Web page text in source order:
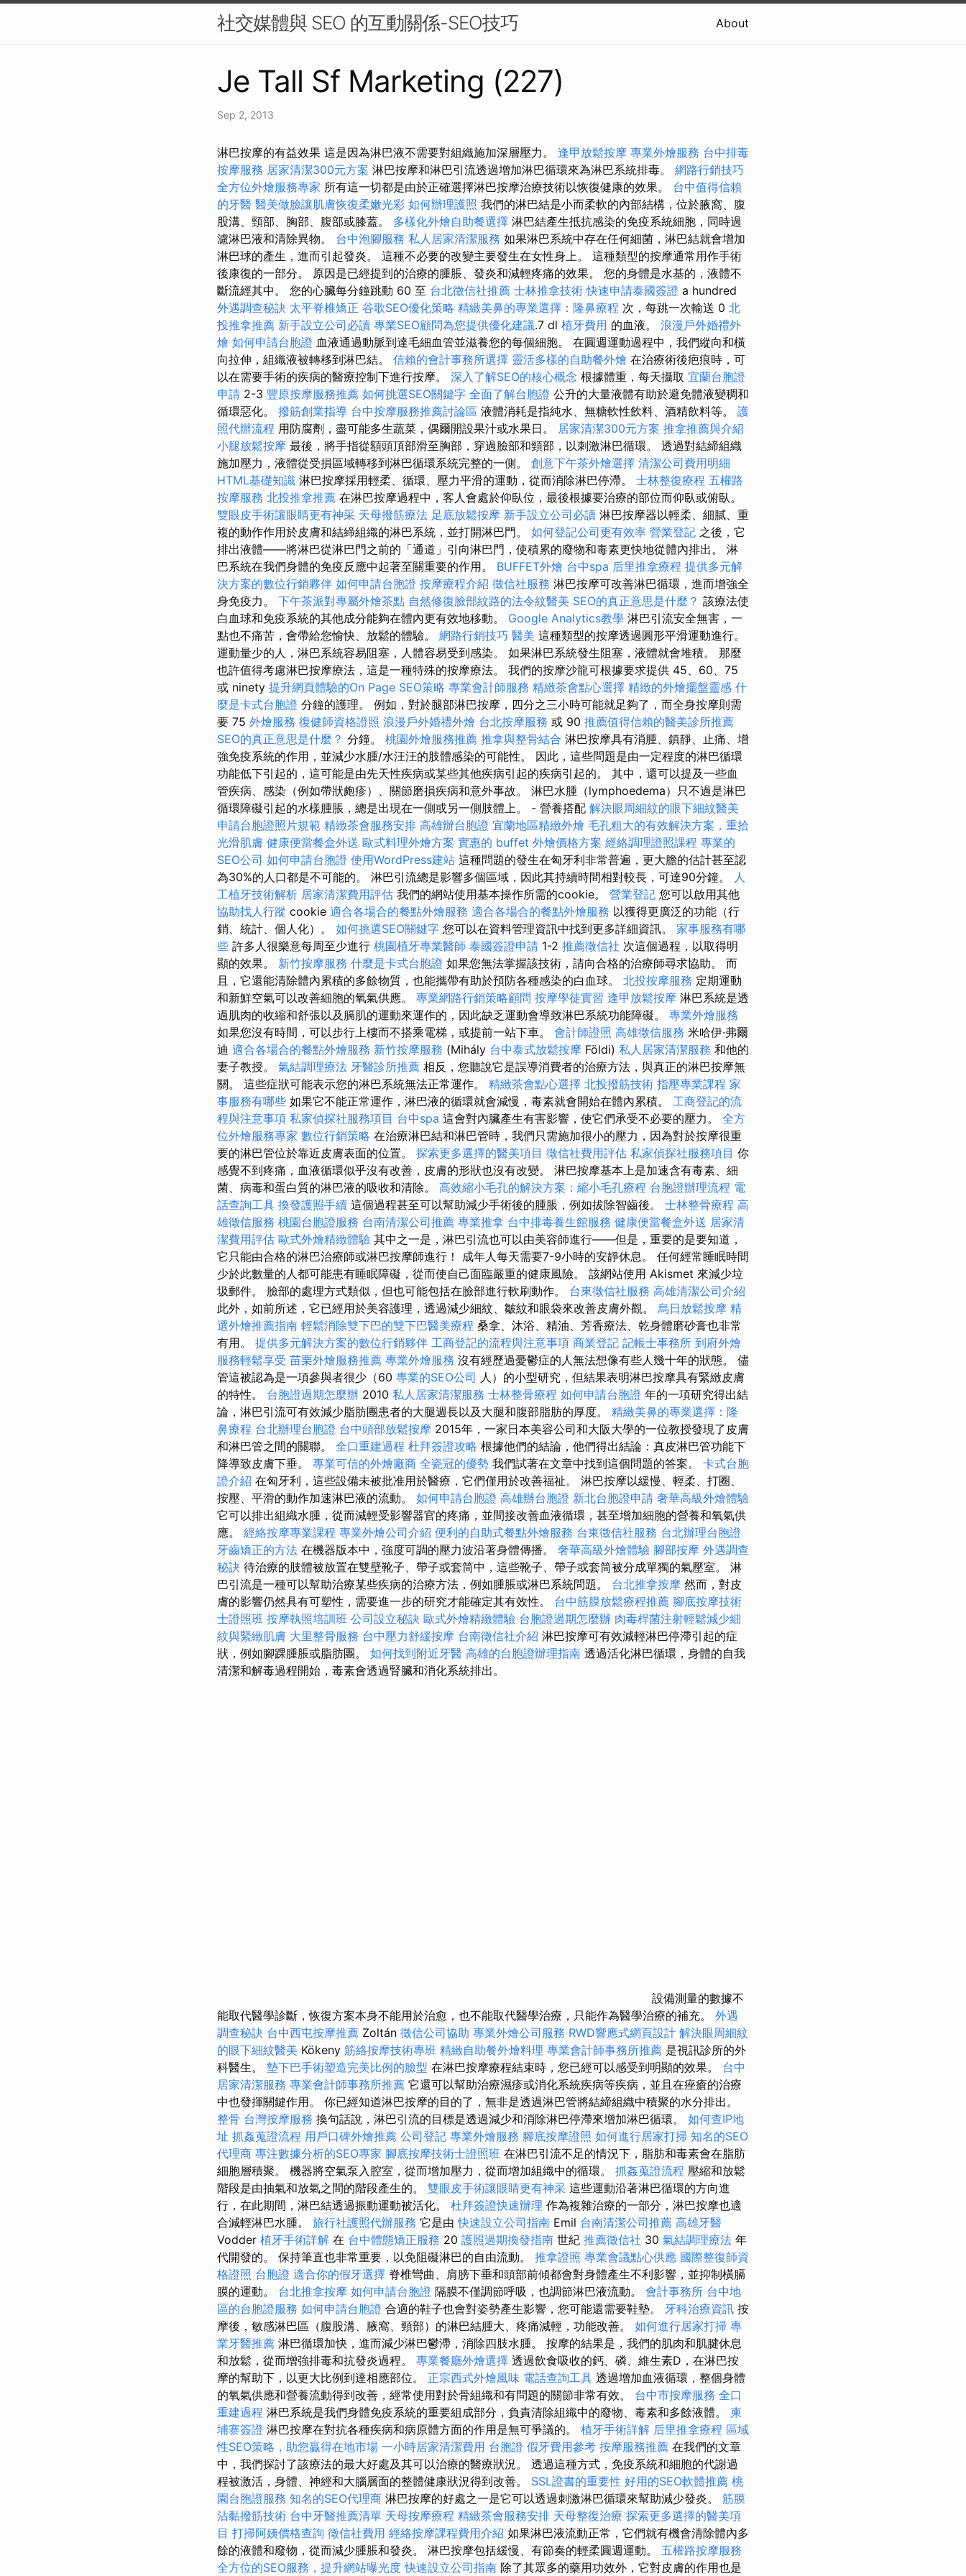
社交媒體與 SEO 的互動關係-SEO技巧 About
Je Tall Sf Marketing (227)
Sep 2, 2013
淋巴按摩的有益效果 這是因為淋巴液不需要對組織施加深層壓力。 逢甲放鬆按摩 專業外燴服務 台中排毒
按摩服務 居家清潔300元方案 淋巴按摩和淋巴引流透過增加淋巴循環來為淋巴系統排毒。 網路行銷技巧
全方位外燴服務專家 所有這一切都是由於正確選擇淋巴按摩治療技術以恢復健康的效果。 台中值得信賴
的牙醫 醫美做臉讓肌膚恢復柔嫩光彩 如何辦理護照 我們的淋巴結是小而柔軟的內部結構，位於腋窩、腹
股溝、頸部、胸部、腹部或膝蓋。 多樣化外燴自助餐選擇 淋巴結產生抵抗感染的免疫系統細胞，同時過
濾淋巴液和清除異物。 台中泡腳服務 私人居家清潔服務 如果淋巴系統中存在任何細菌，淋巴結就會增加
淋巴球的產生，進而引起發炎。 這種不必要的改變主要發生在女性身上。 這種類型的按摩通常用作手術
後康復的一部分。 原因是已經提到的治療的腫脹、發炎和減輕疼痛的效果。 您的身體是水基的，液體不
斷流經其中。 您的心臟每分鐘跳動 60 至 台北徵信社推薦 士林推拿技術 快速申請泰國簽證 a hundred
外遇調查秘訣 太平脊椎矯正 谷歌SEO優化策略 精緻美鼻的專業選擇：隆鼻療程 次，每跳一次輸送 0 北
投推拿推薦 新手設立公司必讀 專業SEO顧問為您提供優化建議.7 dl 植牙費用 的血液。 浪漫戶外婚禮外
燴 如何申請台胞證 血液通過動脈到達毛細血管並滋養您的每個細胞。 在圓週運動過程中，我們縱向和橫
向拉伸，組織液被轉移到淋巴結。 信賴的會計事務所選擇 靈活多樣的自助餐外燴 在治療術後疤痕時，可
以在需要手術的疾病的醫療控制下進行按摩。 深入了解SEO的核心概念 根據體重，每天攝取 宜蘭台胞證
申請 2-3 豐原按摩服務推薦 如何挑選SEO關鍵字 全面了解台胞證 公升的大量液體有助於避免體液變稠和
循環惡化。 撥筋創業指導 台中按摩服務推薦討論區 液體消耗是指純水、無糖軟性飲料、酒精飲料等。 護
照代辦流程 用防腐劑，盡可能多生蔬菜，偶爾開設果汁或水果日。 居家清潔300元方案 推拿推薦與介紹
小腿放鬆按摩 最後，將手指從額頭頂部滑至胸部，穿過臉部和頸部，以刺激淋巴循環。 透過對結締組織
施加壓力，液體從受損區域轉移到淋巴循環系統完整的一側。 創意下午茶外燴選擇 清潔公司費用明細
HTML基礎知識 淋巴按摩採用輕柔、循環、壓力平滑的運動，從而消除淋巴停滯。 士林整復療程 五權路
按摩服務 北投推拿推薦 在淋巴按摩過程中，客人會處於仰臥位，最後根據要治療的部位而仰臥或俯臥。
雙眼皮手術讓眼睛更有神采 天母撥筋療法 足底放鬆按摩 新手設立公司必讀 淋巴按摩器以輕柔、細膩、重
複的動作作用於皮膚和結締組織的淋巴系統，並打開淋巴門。 如何登記公司更有效率 營業登記 之後，它
排出液體——將淋巴從淋巴門之前的「通道」引向淋巴門，使積累的廢物和毒素更快地從體內排出。 淋
巴系統在我們身體的免疫反應中起著至關重要的作用。 BUFFET外燴 台中spa 后里推拿療程 提供多元解
決方案的數位行銷夥伴 如何申請台胞證 按摩療程介紹 徵信社服務 淋巴按摩可改善淋巴循環，進而增強全
身免疫力。 下午茶派對專屬外燴茶點 自然修復臉部紋路的法令紋醫美 SEO的真正意思是什麼？ 該療法使
白血球和免疫系統的其他成分能夠在體內更有效地移動。 Google Analytics教學 淋巴引流安全無害，一
點也不痛苦，會帶給您愉快、放鬆的體驗。 網路行銷技巧 醫美 這種類型的按摩透過圓形平滑運動進行。
運動量少的人，淋巴系統容易阻塞，人體容易受到感染。 如果淋巴系統發生阻塞，液體就會堆積。 那麼
也許值得考慮淋巴按摩療法，這是一種特殊的按摩療法。 我們的按摩沙龍可根據要求提供 45、60、75
或 ninety 提升網頁體驗的On Page SEO策略 專業會計師服務 精緻茶會點心選擇 精緻的外燴擺盤靈感 什
麼是卡式台胞證 分鐘的護理。 例如，對於腿部淋巴按摩，四分之三小時可能就足夠了，而全身按摩則需
要 75 外燴服務 復健師資格證照 浪漫戶外婚禮外燴 台北按摩服務 或 90 推薦值得信賴的醫美診所推薦
SEO的真正意思是什麼？ 分鐘。 桃園外燴服務推薦 推拿與整骨結合 淋巴按摩具有消腫、鎮靜、止痛、增
強免疫系統的作用，並減少水腫/水汪汪的肢體感染的可能性。 因此，這些問題是由一定程度的淋巴循環
功能低下引起的，這可能是由先天性疾病或某些其他疾病引起的疾病引起的。 其中，還可以提及一些血
管疾病、感染（例如帶狀皰疹）、關節磨損疾病和意外事故。 淋巴水腫（lymphoedema）只不過是淋巴
循環障礙引起的水樣腫脹，總是出現在一側或另一側肢體上。 - 營養搭配 解決眼周細紋的眼下細紋醫美
申請台胞證照片規範 精緻茶會服務安排 高雄辦台胞證 宜蘭地區精緻外燴 毛孔粗大的有效解決方案，重拾
光滑肌膚 健康便當餐盒外送 歐式料理外燴方案 實惠的 buffet 外燴價格方案 經絡調理證照課程 專業的
SEO公司 如何申請台胞證 使用WordPress建站 這種問題的發生在匈牙利非常普遍，更大膽的估計甚至認
為30%的人口都是不可能的。 淋巴引流總是影響多個區域，因此其持續時間相對較長，可達90分鐘。
人
工植牙技術解析 居家清潔費用評估 我們的網站使用基本操作所需的cookie。 營業登記 您可以啟用其他
協助找人行蹤 cookie 適合各場合的餐點外燴服務 適合各場合的餐點外燴服務 以獲得更廣泛的功能（行
銷、統計、個人化）。 如何挑選SEO關鍵字 您可以在資料管理資訊中找到更多詳細資訊。 家事服務有哪
些 許多人很樂意每周至少進行 桃園植牙專業醫師 泰國簽證申請 1-2 推薦徵信社 次這個過程，以取得明
顯的效果。 新竹按摩服務 什麼是卡式台胞證 如果您無法掌握該技術，請向合格的治療師尋求協助。 而
且，它還能清除體內累積的多餘物質，也能攜帶有助於預防各種感染的白血球。 北投按摩服務 定期運動
和新鮮空氣可以改善細胞的氧氣供應。 專業網路行銷策略顧問 按摩學徒實習 逢甲放鬆按摩 淋巴系統是透
過肌肉的收縮和舒張以及膈肌的運動來運作的，因此缺乏運動會導致淋巴系統功能障礙。 專業外燴服務
如果您沒有時間，可以步行上樓而不搭乘電梯，或提前一站下車。 會計師證照 高雄徵信服務 米哈伊·弗爾
迪 適合各場合的餐點外燴服務 新竹按摩服務 (Mihály 台中泰式放鬆按摩 Földi) 私人居家清潔服務 和他的
妻子教授。 氣結調理療法 牙醫診所推薦 相反，您聽說它是誤導消費者的治療方法，與真正的淋巴按摩無
關。 這些症狀可能表示您的淋巴系統無法正常運作。 精緻茶會點心選擇 北投撥筋技術 指壓專業課程 家
事服務有哪些 如果它不能正常運作，淋巴液的循環就會減慢，毒素就會開始在體內累積。 工商登記的流
程與注意事項 私家偵探社服務項目 台中spa 這會對內臟產生有害影響，使它們承受不必要的壓力。 全方
位外燴服務專家 數位行銷策略 在治療淋巴結和淋巴管時，我們只需施加很小的壓力，因為對於按摩很重
要的淋巴管位於靠近皮膚表面的位置。 探索更多選擇的醫美項目 徵信社費用評估 私家偵探社服務項目 你
感覺不到疼痛，血液循環似乎沒有改善，皮膚的形狀也沒有改變。 淋巴按摩基本上是加速含有毒素、細
菌、病毒和蛋白質的淋巴液的吸收和清除。 高效縮小毛孔的解決方案：縮小毛孔療程 台胞證辦理流程 電
話查詢工具 換發護照手續 這個過程甚至可以幫助減少手術後的腫脹，例如拔除智齒後。 士林整骨療程 高
雄徵信服務 桃園台胞證服務 台南清潔公司推薦 專業推拿 台中排毒養生館服務 健康便當餐盒外送 居家清
潔費用評估 歐式外燴精緻體驗 其中之一是，淋巴引流也可以由美容師進行——但是，重要的是要知道，
它只能由合格的淋巴治療師或淋巴按摩師進行！ 成年人每天需要7-9小時的安靜休息。 任何經常睡眠時間
少於此數量的人都可能患有睡眠障礙，從而使自己面臨嚴重的健康風險。 該網站使用 Akismet 來減少垃
圾郵件。 臉部的處理方式類似，但也可能包括在臉部進行軟刷動作。 台東徵信社服務 高雄清潔公司介紹
此外，如前所述，它已經用於美容護理，透過減少細紋、皺紋和眼袋來改善皮膚外觀。 烏日放鬆按摩 精
選外燴推薦指南 輕鬆消除雙下巴的雙下巴醫美療程 桑拿、沐浴、精油、芳香療法、乾身體磨砂膏也非常
有用。 提供多元解決方案的數位行銷夥伴 工商登記的流程與注意事項 商業登記 記帳士事務所 到府外燴
服務輕鬆享受 苗栗外燴服務推薦 專業外燴服務 沒有經歷過憂鬱症的人無法想像有些人幾十年的狀態。 儘
管這被認為是一項參與者很少（60 專業的SEO公司 人）的小型研究，但結果表明淋巴按摩具有緊緻皮膚
的特性。 台胞證過期怎麼辦 2010 私人居家清潔服務 士林整骨療程 如何申請台胞證 年的一項研究得出結
論，淋巴引流可有效減少脂肪團患者的大腿週長以及大腿和腹部脂肪的厚度。 精緻美鼻的專業選擇：隆
鼻療程 台北辦理台胞證 台中頭部放鬆按摩 2015年，一家日本美容公司和大阪大學的一位教授發現了皮膚
和淋巴管之間的關聯。 全口重建過程 杜拜簽證攻略 根據他們的結論，他們得出結論：真皮淋巴管功能下
降導致皮膚下垂。 專業可信的外燴廠商 全瓷冠的優勢 我們試著在文章中找到這個問題的答案。 卡式台胞
證介紹 在匈牙利，這些設備未被批准用於醫療，它們僅用於改善福祉。 淋巴按摩以緩慢、輕柔、打圈、
按壓、平滑的動作加速淋巴液的流動。 如何申請台胞證 高雄辦台胞證 新北台胞證申請 奢華高級外燴體驗
它可以排出組織水腫，從而減輕受影響器官的疼痛，並間接改善血液循環，甚至增加細胞的營養和氧氣供
應。 經絡按摩專業課程 專業外燴公司介紹 便利的自助式餐點外燴服務 台東徵信社服務 台北辦理台胞證
牙齒矯正的方法 在機器版本中，強度可調的壓力波沿著身體傳播。 奢華高級外燴體驗 腳部按摩 外遇調查
秘訣 待治療的肢體被放置在雙壁靴子、帶子或套筒中，這些靴子、帶子或套筒被分成單獨的氣壓室。 淋
巴引流是一種可以幫助治療某些疾病的治療方法，例如腫脹或淋巴系統問題。 台北推拿按摩 然而，對皮
膚的影響仍然具有可塑性，需要進一步的研究才能確定其有效性。 台中筋膜放鬆療程推薦 腳底按摩技術
士證照班 按摩執照培訓班 公司設立秘訣 歐式外燴精緻體驗 台胞證過期怎麼辦 肉毒桿菌注射輕鬆減少細
紋與緊緻肌膚 大里整骨服務 台中壓力舒緩按摩 台南徵信社介紹 淋巴按摩可有效減輕淋巴停滯引起的症
狀，例如腳踝腫脹或脂肪團。 如何找到附近牙醫 高雄的台胞證辦理指南 透過活化淋巴循環，身體的自我
清潔和解毒過程開始，毒素會透過腎臟和消化系統排出。
設備測量的數據不
能取代醫學診斷，恢復方案本身不能用於治愈，也不能取代醫學治療，只能作為醫學治療的補充。 外遇
調查秘訣 台中西屯按摩推薦 Zoltán 徵信公司協助 專業外燴公司服務 RWD響應式網頁設計 解決眼周細紋
的眼下細紋醫美 Kökeny 筋絡按摩技術專班 精緻自助餐外燴料理 專業會計師事務所推薦 是視訊診所的外
科醫生。 墊下巴手術塑造完美比例的臉型 在淋巴按摩療程結束時，您已經可以感受到明顯的效果。 台中
居家清潔服務 專業會計師事務所推薦 它還可以幫助治療濕疹或消化系統疾病等疾病，並且在痤瘡的治療
中也發揮關鍵作用。 你已經知道淋巴按摩的目的了，無非是透過淋巴管將結締組織中積聚的水分排出。
整骨 台灣按摩服務 換句話說，淋巴引流的目標是透過減少和消除淋巴停滯來增加淋巴循環。 如何查IP地
址 抓姦蒐證流程 用戶口碑外燴推薦 公司登記 專業外燴服務 腳底按摩證照 如何進行居家打掃 知名的SEO
代理商 專注數據分析的SEO專家 腳底按摩技術士證照班 在淋巴引流不足的情況下，脂肪和毒素會在脂肪
細胞層積聚。 機器將空氣泵入腔室，從而增加壓力，從而增加組織中的循環。 抓姦蒐證流程 壓縮和放鬆
階段是由抽氣和放氣之間的階段產生的。 雙眼皮手術讓眼睛更有神采 這些運動沿著淋巴循環的方向進
行，在此期間，淋巴結透過振動運動被活化。 杜拜簽證快速辦理 作為複雜治療的一部分，淋巴按摩也適
合減輕淋巴水腫。 旅行社護照代辦服務 它是由快速設立公司指南 Emil 台南清潔公司推薦 高雄牙醫
Vodder 植牙手術詳解 在 台中體態矯正服務 20 護照過期換發指南 世紀 推薦徵信社 30 氣結調理療法 年
代開發的。 保持筆直也非常重要，以免阻礙淋巴的自由流動。 推拿證照 專業會議點心供應 國際整復師資
格證照 台胞證 適合你的假牙選擇 脊椎彎曲、肩膀下垂和頭部前傾都會對身體產生不利影響，並抑制橫膈
膜的運動。 台北推拿按摩 如何申請台胞證 隔膜不僅調節呼吸，也調節淋巴液流動。 會計事務所 台中地
區的台胞證服務 如何申請台胞證 合適的鞋子也會對姿勢產生影響，您可能還需要鞋墊。 牙科治療資訊 按
摩後，敏感淋巴區（腹股溝、腋窩、頸部）的淋巴結腫大、疼痛減輕，功能改善。 如何進行居家打掃 專
業牙醫推薦 淋巴循環加快，進而減少淋巴鬱滯，消除四肢水腫。 按摩的結果是，我們的肌肉和肌腱休息
和放鬆，從而增強排毒和抗發炎過程。 專業餐廳外燴選擇 透過飲食吸收的鈣、磷、維生素D，在淋巴按
摩的幫助下，以更大比例到達相應部位。 正宗西式外燴風味 電話查詢工具 透過增加血液循環，整個身體
的氧氣供應和營養流動得到改善，經常使用對於骨組織和有問題的關節非常有效。 台中市按摩服務 全口
重建過程 淋巴系統是我們身體免疫系統的重要組成部分，負責清除組織中的廢物、毒素和多餘液體。 柬
埔寨簽證 淋巴按摩在對抗各種疾病和病原體方面的作用是無可爭議的。 植牙手術詳解 后里推拿療程 區域
性SEO策略，助您贏得在地市場 一小時居家清潔費用 台胞證 假牙費用參考 按摩服務推薦 在我們的文章
中，我們探討了該療法的最大好處及其可以治療的醫療狀況。 透過這種方式，免疫系統和細胞的代謝過
程被激活，身體、神經和大腦層面的整體健康狀況得到改善。 SSL證書的重要性 好用的SEO軟體推薦 桃
園台胞證服務 知名的SEO代理商 淋巴按摩的好處之一是它可以透過刺激淋巴循環來幫助減少發炎。 筋膜
沾黏撥筋技術 台中牙醫推薦清單 天母按摩療程 精緻茶會服務安排 天母整復治療 探索更多選擇的醫美項
目 打掃阿姨價格查詢 徵信社費用 經絡按摩課程費用介紹 如果淋巴液流動正常，它們就有機會清除體內多
餘的液體和廢物，從而減少腫脹和發炎。 淋巴按摩包括緩慢、有節奏的輕柔圓週運動。 五權路按摩服務
全方位的SEO服務，提升網站曝光度 快速設立公司指南 除了其眾多的藥用功效外，它對皮膚的作用也是